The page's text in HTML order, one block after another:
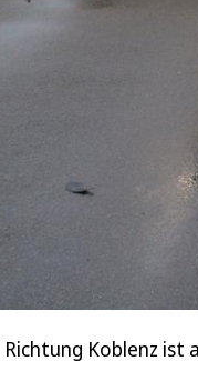
Richtung Koblenz